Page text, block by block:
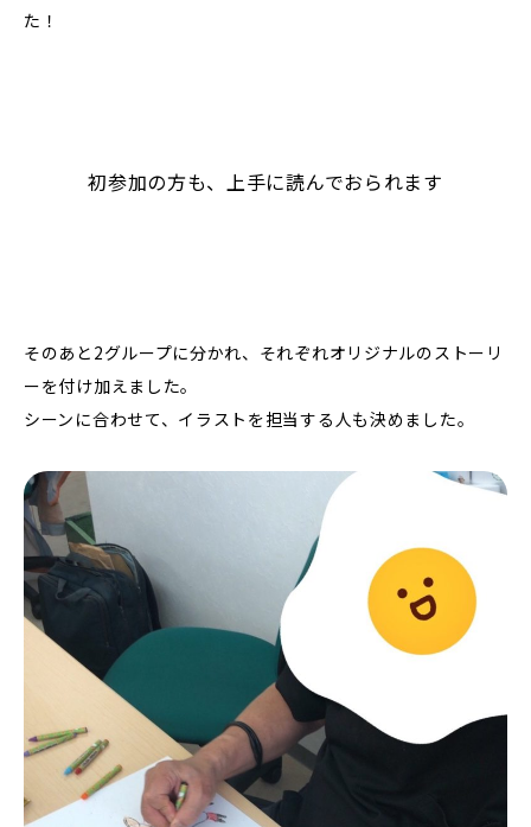
た！
初参加の方も、上手に読んでおられます
そのあと2グループに分かれ、それぞれオリジナルのストーリ
ーを付け加えました。
シーンに合わせて、イラストを担当する人も決めました。